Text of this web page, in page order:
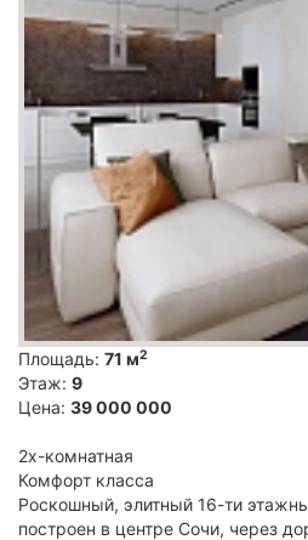
Площадь: 71 м2
Этаж: 9
Цена: 39 000 000
2х-комнатная
Комфорт класса
Роскошный, элитный 16-ти
построен в центре Сочи, через